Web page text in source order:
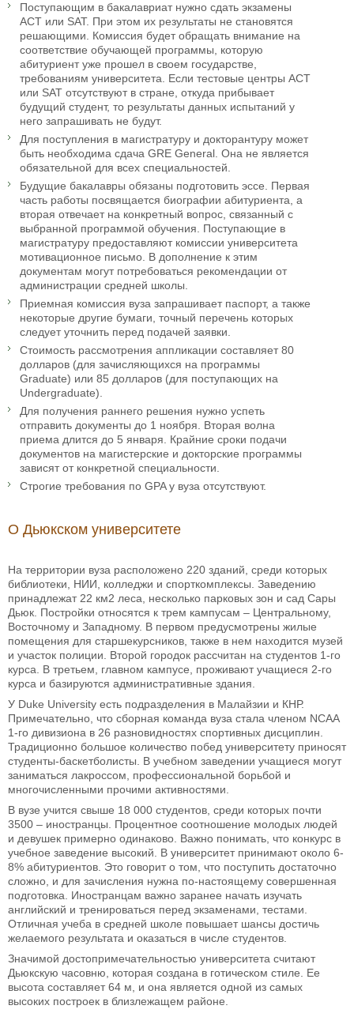
Поступающим в бакалавриат нужно сдать экзамены
ACT или SAT. При этом их результаты не становятся
решающими. Комиссия будет обращать внимание на
соответствие обучающей программы, которую
абитуриент уже прошел в своем государстве,
требованиям университета. Если тестовые центры ACT
или SAT отсутствуют в стране, откуда прибывает
будущий студент, то результаты данных испытаний у
него запрашивать не будут.
Для поступления в магистратуру и докторантуру может
быть необходима сдача GRE General. Она не является
обязательной для всех специальностей.
Будущие бакалавры обязаны подготовить эссе. Первая
часть работы посвящается биографии абитуриента, а
вторая отвечает на конкретный вопрос, связанный с
выбранной программой обучения. Поступающие в
магистратуру предоставляют комиссии университета
мотивационное письмо. В дополнение к этим
документам могут потребоваться рекомендации от
администрации средней школы.
Приемная комиссия вуза запрашивает паспорт, а также
некоторые другие бумаги, точный перечень которых
следует уточнить перед подачей заявки.
Стоимость рассмотрения аппликации составляет 80
долларов (для зачисляющихся на программы
Graduate) или 85 долларов (для поступающих на
Undergraduate).
Для получения раннего решения нужно успеть
отправить документы до 1 ноября. Вторая волна
приема длится до 5 января. Крайние сроки подачи
документов на магистерские и докторские программы
зависят от конкретной специальности.
Строгие требования по GPA у вуза отсутствуют.
О Дьюкском университете
На территории вуза расположено 220 зданий, среди которых
библиотеки, НИИ, колледжи и спорткомплексы. Заведению
принадлежат 22 км2 леса, несколько парковых зон и сад Сары
Дьюк. Постройки относятся к трем кампусам – Центральному,
Восточному и Западному. В первом предусмотрены жилые
помещения для старшекурсников, также в нем находится музей
и участок полиции. Второй городок рассчитан на студентов 1-го
курса. В третьем, главном кампусе, проживают учащиеся 2-го
курса и базируются административные здания.
У Duke University есть подразделения в Малайзии и КНР.
Примечательно, что сборная команда вуза стала членом NCAA
1-го дивизиона в 26 разновидностях спортивных дисциплин.
Традиционно большое количество побед университету приносят
студенты-баскетболисты. В учебном заведении учащиеся могут
заниматься лакроссом, профессиональной борьбой и
многочисленными прочими активностями.
В вузе учится свыше 18 000 студентов, среди которых почти
3500 – иностранцы. Процентное соотношение молодых людей
и девушек примерно одинаково. Важно понимать, что конкурс в
учебное заведение высокий. В университет принимают около 6-
8% абитуриентов. Это говорит о том, что поступить достаточно
сложно, и для зачисления нужна по-настоящему совершенная
подготовка. Иностранцам важно заранее начать изучать
английский и тренироваться перед экзаменами, тестами.
Отличная учеба в средней школе повышает шансы достичь
желаемого результата и оказаться в числе студентов.
Значимой достопримечательностью университета считают
Дьюкскую часовню, которая создана в готическом стиле. Ее
высота составляет 64 м, и она является одной из самых
высоких построек в близлежащем районе.